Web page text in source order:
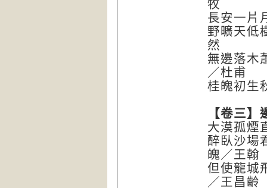
牧
長安一片
野曠天低
然
無邊落木
／杜甫
桂魄初生
【卷三
大漠孤煙
醉臥沙場
魄／王翰
但使龍城
／王昌齡